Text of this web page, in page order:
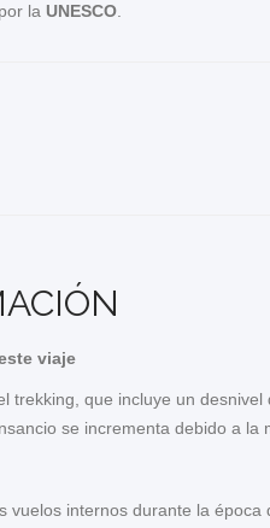
la UNESCO
viaje
trekking, que incluye un
se incrementa debido a la
vuelos internos durante la